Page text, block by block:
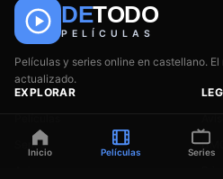
DETODO
PELÍCULAS
Películas y series online en castellano.
actualizado.
EXPLORAR
Series
Inicio Películas Series
🎬
Películas